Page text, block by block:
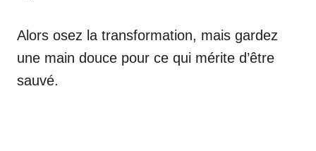
Alors osez la transformation, mais gardez
une main douce pour ce qui mérite d’être
sauvé.